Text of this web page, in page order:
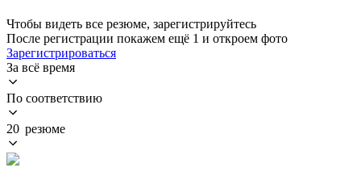
Чтобы видеть все резюме, зарегистрируйтесь
После регистрации покажем ещё 1 и откроем фото
Зарегистрироваться
За всё время
По соответствию
20 резюме